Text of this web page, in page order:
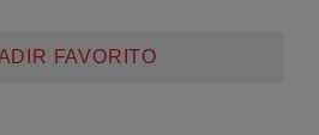
FAVORITO